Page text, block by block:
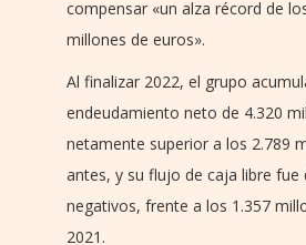
compensar «un alza récord de
millones de euros».
Al finalizar 2022, el grupo
endeudamiento neto de 4.320
netamente superior a los 2.789
antes, y su flujo de caja libre fue
negativos, frente a los 1.357
2021.